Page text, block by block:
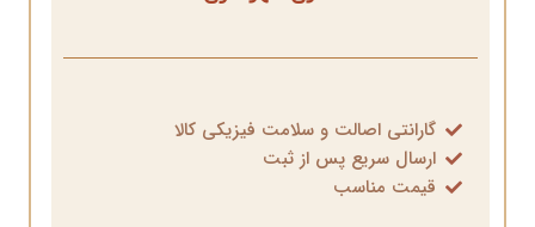
گارانتی اصالت و سلامت فیزیکی کالا
ارسال سریع پس از ثبت
قیمت مناسب